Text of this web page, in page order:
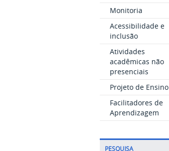
Monitoria
Acessibilidade e
inclusão
Atividades
acadêmicas não
presenciais
Projeto de Ensino
Facilitadores de
Aprendizagem
PESQUISA